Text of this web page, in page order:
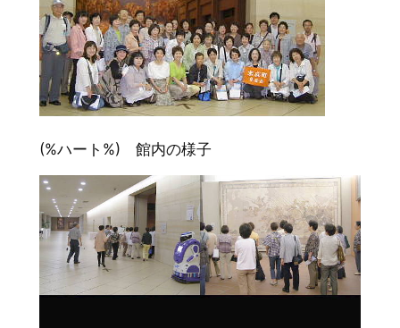
(%ハート%) 館内の様子